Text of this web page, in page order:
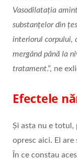
Vasodilatația
substanțelor din
interiorul corpului,
mergând până la
tratament.”, ne
Efectele
Și asta nu e totul,
opresc aici. El are
În ce constau